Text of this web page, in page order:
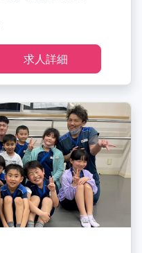
求人詳細